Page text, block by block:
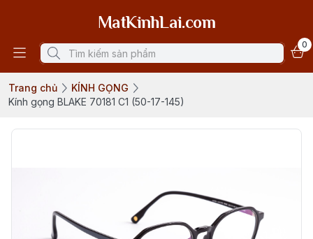
MatKinhLai.com
0
Trang chủ
KÍNH GỌNG
Kính gọng BLAKE 70181 C1 (50-17-145)